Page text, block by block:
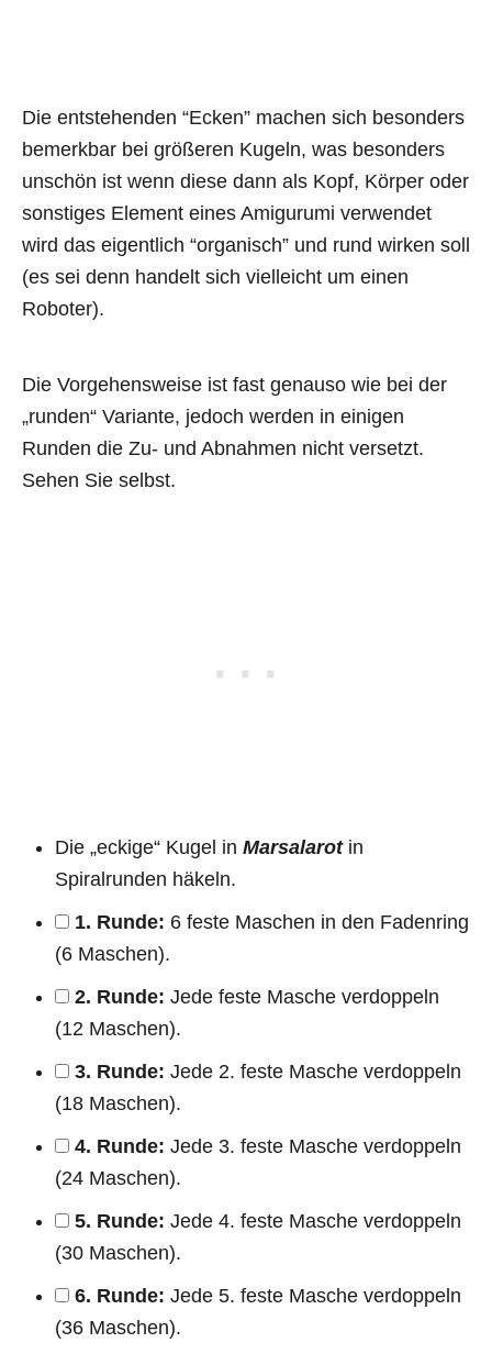
Die entstehenden “Ecken” machen sich besonders
bemerkbar bei größeren Kugeln, was besonders
unschön ist wenn diese dann als Kopf, Körper oder
sonstiges Element eines Amigurumi verwendet
wird das eigentlich “organisch” und rund wirken soll
(es sei denn handelt sich vielleicht um einen
Roboter).
Die Vorgehensweise ist fast genauso wie bei der
„runden“ Variante, jedoch werden in einigen
Runden die Zu- und Abnahmen nicht versetzt.
Sehen Sie selbst.
Die „eckige“ Kugel in Marsalarotin
Spiralrunden häkeln.
1. Runde: 6 feste Maschen in den Fadenring
(6 Maschen).
2. Runde: Jede feste Masche verdoppeln
(12 Maschen).
3. Runde: Jede 2. feste Masche verdoppeln
(18 Maschen).
4. Runde: Jede 3. feste Masche verdoppeln
(24 Maschen).
5. Runde: Jede 4. feste Masche verdoppeln
(30 Maschen).
6. Runde: Jede 5. feste Masche verdoppeln
(36 Maschen).